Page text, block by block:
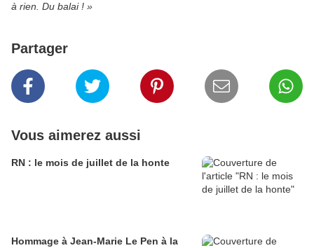
à rien. Du balai ! »
Partager
Vous aimerez aussi
RN : le mois de juillet de la honte
Hommage à Jean-Marie Le Pen à la